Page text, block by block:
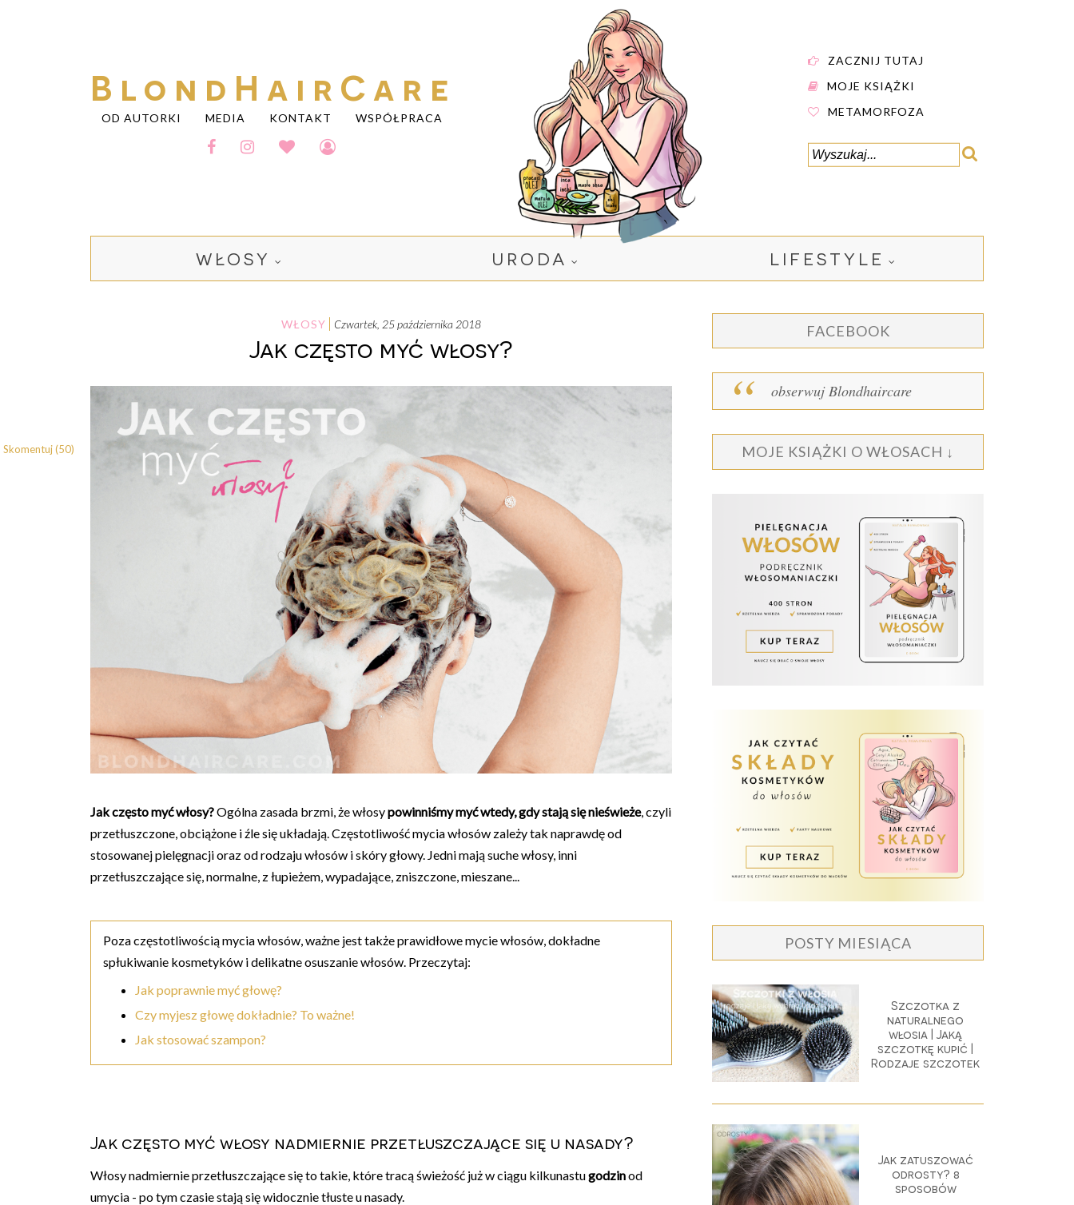
BlondHairCare
OD AUTORKI MEDIA KONTAKT WSPÓŁPRACA
ZACZNIJ TUTAJ
MOJE KSIĄŻKI
METAMORFOZA
WŁOSY URODA LIFESTYLE
WŁOSY czwartek, 25 października 2018
Jak często myć włosy?
Jak często myć włosy?Ogólna zasada brzmi, że włosypowinniśmy myć wtedy, gdy stają się nieświeże, czyli
przetłuszczone, obciążone i źle się układają. Częstotliwość mycia włosów zależy tak naprawdę od
stosowanej pielęgnacji oraz od rodzaju włosów i skóry głowy. Jedni mają suche włosy, inni
przetłuszczające się, normalne, z łupieżem, wypadające, zniszczone, mieszane...
Poza częstotliwością mycia włosów, ważne jest także prawidłowe mycie włosów, dokładne
spłukiwanie kosmetyków i delikatne osuszanie włosów. Przeczytaj:
Jak poprawnie myć głowę?
Czy myjesz głowę dokładnie? To ważne!
Jak stosować szampon?
Jak często myć włosy nadmiernie przetłuszczające się u nasady?
Włosy nadmiernie przetłuszczające się to takie, które tracą świeżość już w ciągu kilkunastugodzinod
umycia - po tym czasie stają się widocznie tłuste u nasady.
Skomentuj (50)
FACEBOOK
obserwuj Blondhaircare
MOJE KSIĄŻKI O WŁOSACH ↓
POSTY MIESIĄCA
Szczotka z
naturalnego
włosia | Jaką
szczotkę kupić |
Rodzaje szczotek
Jak zatuszować
odrosty? 8
sposobów